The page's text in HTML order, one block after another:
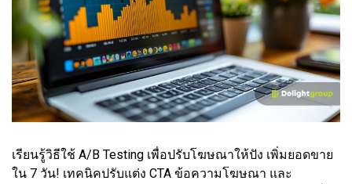
เรียนรู้วิธีใช้ A/B Testing เพื่อปรับโฆษณาให้ปัง เพิ่มยอดขาย
ใน 7 วัน! เทคนิคปรับแต่ง CTA ข้อความโฆษณา และ